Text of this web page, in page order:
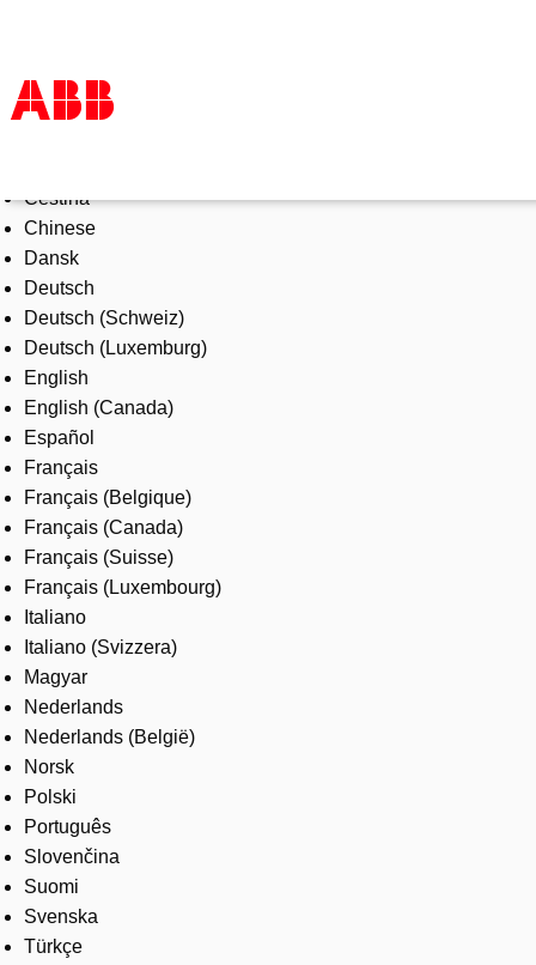
Products & Solutions
Industries
Services
About us
Where to buy
Contact us
Careers
Čeština
Chinese
Dansk
Deutsch
Deutsch (Schweiz)
Deutsch (Luxemburg)
English
English (Canada)
Español
Français
Français (Belgique)
Français (Canada)
Français (Suisse)
Français (Luxembourg)
Italiano
Italiano (Svizzera)
Magyar
Nederlands
Nederlands (België)
Norsk
Polski
Português
Slovenčina
Suomi
Svenska
Türkçe